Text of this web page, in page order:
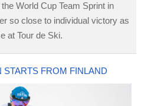
World Cup Team Sprint in
so close to individual victory as
at Tour de Ski.
STARTS FROM FINLAND